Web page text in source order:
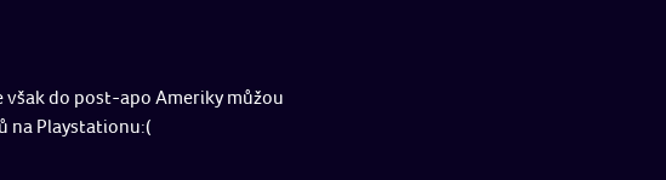
však do post-apo Ameriky můžou
na Playstationu:(